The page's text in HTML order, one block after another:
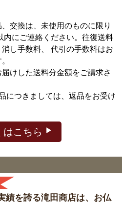
交換は、未使用のものに限り
内にご連絡ください。往復送料
し手数料、 代引の手数料はお
けした送料分金額をご請求さ
につきましては、返品をお受け
はこちら
を誇る滝田商店は、 お仏